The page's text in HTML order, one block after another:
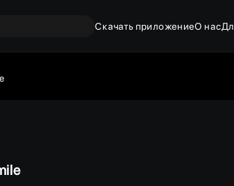
Скачать приложениеО нас